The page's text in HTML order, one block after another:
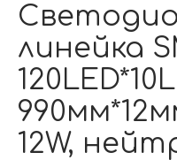
линейка
12W,